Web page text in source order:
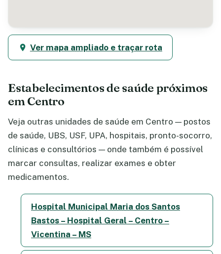
Ver mapa ampliado e traçar rota
Estabelecimentos de saúde próximos
em Centro
Veja outras unidades de saúde em Centro — postos
de saúde, UBS, USF, UPA, hospitais, pronto-socorro,
clínicas e consultórios — onde também é possível
marcar consultas, realizar exames e obter
medicamentos.
Hospital Municipal Maria dos Santos
Bastos – Hospital Geral – Centro –
Vicentina – MS